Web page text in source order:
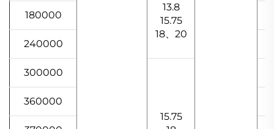
13.8
15.75
18、20
180000
240000
300000
15.75
360000